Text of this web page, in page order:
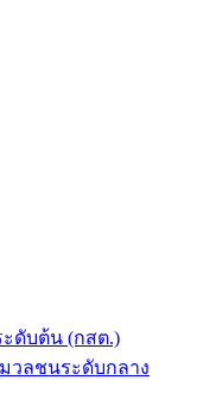
ดับต้น (กสต.)
วลชนระดับกลาง